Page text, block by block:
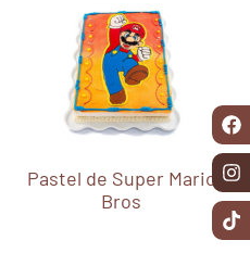
Pastel de Super Mario
Bros